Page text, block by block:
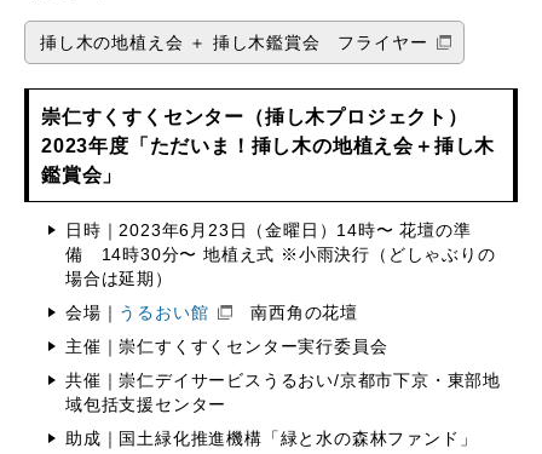
挿し木の地植え会 ＋ 挿し木鑑賞会 フライヤー
崇仁すくすくセンター（挿し木プロジェクト）
2023年度「ただいま！挿し木の地植え会＋挿し木
鑑賞会」
日時｜2023年6月23日（金曜日）14時〜 花壇の準
備 14時30分〜 地植え式 ※小雨決行（どしゃぶりの
場合は延期）
会場｜ うるおい館
南西角の花壇
主催｜崇仁すくすくセンター実行委員会
共催｜崇仁デイサービスうるおい/京都市下京・東部地
域包括支援センター
助成｜国土緑化推進機構「緑と水の森林ファンド」